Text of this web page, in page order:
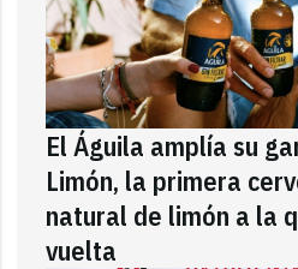
El Águila amplía su
Limón, la primera
natural de limón a la
vuelta